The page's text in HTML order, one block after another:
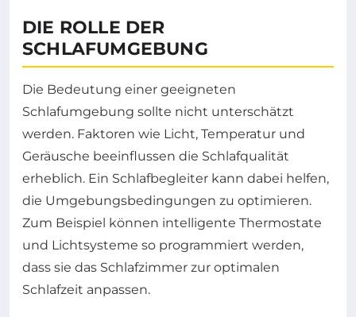
DIE ROLLE DER
SCHLAFUMGEBUNG
Die Bedeutung einer geeigneten
Schlafumgebung sollte nicht unterschätzt
werden. Faktoren wie Licht, Temperatur und
Geräusche beeinflussen die Schlafqualität
erheblich. Ein Schlafbegleiter kann dabei helfen,
die Umgebungsbedingungen zu optimieren.
Zum Beispiel können intelligente Thermostate
und Lichtsysteme so programmiert werden,
dass sie das Schlafzimmer zur optimalen
Schlafzeit anpassen.